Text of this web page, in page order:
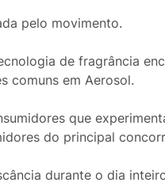
pelo movimento.
de fragrância
comuns em Aerosol.
que
do principal
durante o dia